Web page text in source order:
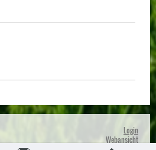
Login
Webansicht